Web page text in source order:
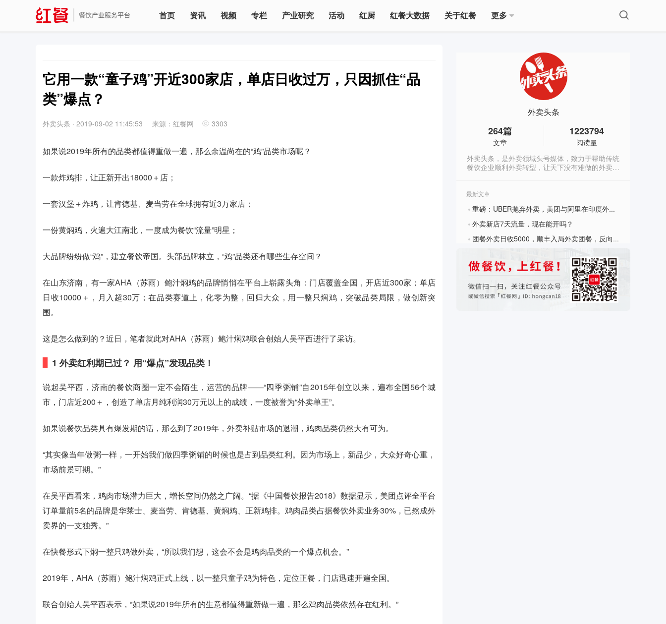
首页 资讯 视频 专栏 产业研究 活动 红厨 红餐大数据 关于红餐 更多
它用一款“童子鸡”开近300家店，单店日收过万，只因抓住“品
类”爆点？
外卖头条 · 2019-09-02 11:45:53 来源：红餐网 3303
如果说2019年所有的品类都值得重做一遍，那么余温尚在的“鸡”品类市场呢？
一款炸鸡排，让正新开出18000＋店；
一套汉堡＋炸鸡，让肯德基、麦当劳在全球拥有近3万家店；
一份黄焖鸡，火遍大江南北，一度成为餐饮“流量”明星；
大品牌纷纷做“鸡”，建立餐饮帝国。头部品牌林立，“鸡”品类还有哪些生存空间？
在山东济南，有一家AHA（苏雨）鲍汁焖鸡的品牌悄悄在平台上崭露头角：门店覆盖全国，开店近300家；单店
日收10000＋，月入超30万；在品类赛道上，化零为整，回归大众，用一整只焖鸡，突破品类局限，做创新突
围。
这是怎么做到的？近日，笔者就此对AHA（苏雨）鲍汁焖鸡联合创始人吴平西进行了采访。
1 外卖红利期已过？ 用“爆点”发现品类！
说起吴平西，济南的餐饮商圈一定不会陌生，运营的品牌——“四季粥铺”自2015年创立以来，遍布全国56个城
市，门店近200＋，创造了单店月纯利润30万元以上的成绩，一度被誉为“外卖单王”。
如果说餐饮品类具有爆发期的话，那么到了2019年，外卖补贴市场的退潮，鸡肉品类仍然大有可为。
“其实像当年做粥一样，一开始我们做四季粥铺的时候也是占到品类红利。因为市场上，新品少，大众好奇心重，
市场前景可期。”
在吴平西看来，鸡肉市场潜力巨大，增长空间仍然之广阔。“据《中国餐饮报告2018》数据显示，美团点评全平台
订单量前5名的品牌是华莱士、麦当劳、肯德基、黄焖鸡、正新鸡排。鸡肉品类占据餐饮外卖业务30%，已然成外
卖界的一支独秀。”
在快餐形式下焖一整只鸡做外卖，“所以我们想，这会不会是鸡肉品类的一个爆点机会。”
2019年，AHA（苏雨）鲍汁焖鸡正式上线，以一整只童子鸡为特色，定位正餐，门店迅速开遍全国。
联合创始人吴平西表示，“如果说2019年所有的生意都值得重新做一遍，那么鸡肉品类依然存在红利。”
外卖头条
264篇
文章
1223794
阅读量
外卖头条，是外卖领域头号媒体，致力于帮助传统
餐饮企业顺利外卖转型，让天下没有难做的外卖生
最新文章
? 重磅：UBER抛弃外卖，美团与阿里在印度外卖市场开战！
? 外卖新店7天流量，现在能开吗？
? 团餐外卖日收5000，顺丰入局外卖团餐，反向PK美团饿了么